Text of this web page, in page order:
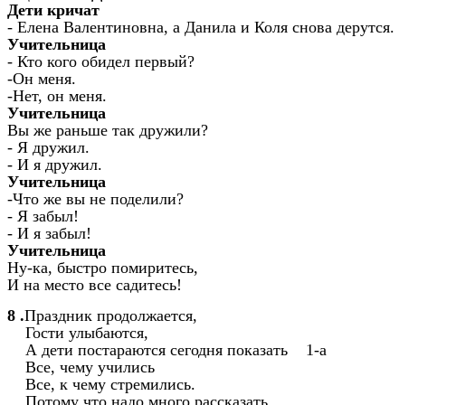
Дети кричат
- Елена Валентиновна, а Данила и Коля снова дерутся.
Учительница
- Кто кого обидел первый?
-Он меня.
-Нет, он меня.
Учительница
Вы же раньше так дружили?
- Я дружил.
- И я дружил.
Учительница
-Что же вы не поделили?
- Я забыл!
- И я забыл!
Учительница
Ну-ка, быстро помиритесь,
И на место все садитесь!
8 .Праздник продолжается,
Гости улыбаются,
А дети постараются сегодня показать 1-а
Все, чему учились
Все, к чему стремились.
Потому что надо много рассказать.